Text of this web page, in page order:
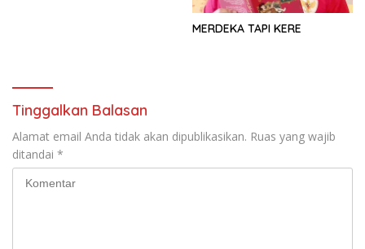
MERDEKA TAPI KERE
Tinggalkan Balasan
Alamat email Anda tidak akan dipublikasikan. Ruas yang wajib
ditandai *